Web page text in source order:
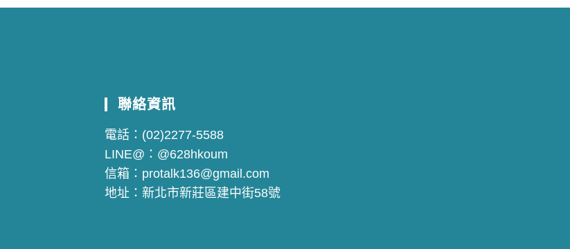
聯絡資訊
電話： (02)2277-5588
LINE@： @628hkoum
信箱： protalk136@gmail.com
地址： 新北市新莊區建中街58號